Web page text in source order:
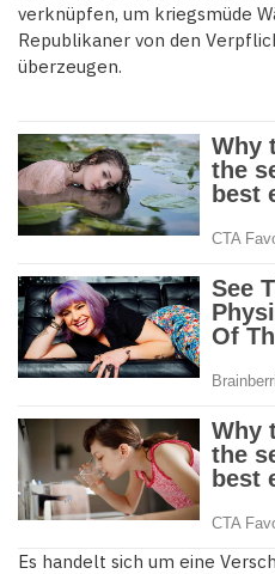
verknüpfen, um kriegsmüde
Republikaner von den
überzeugen.
Es handelt sich um eine